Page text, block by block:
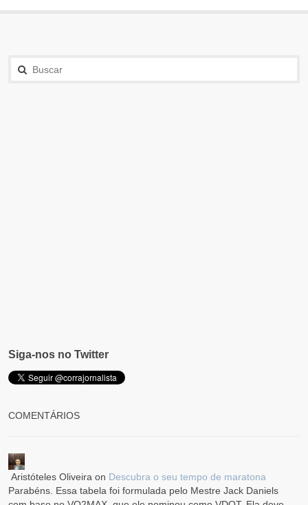
Siga-nos no Twitter
COMENTÁRIOS
Aristóteles Oliveira on Descubra o seu tempo de maratona
Parabéns. Essa tabela foi formulada pelo Mestre Jack Daniels